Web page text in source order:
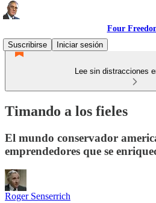
Four
Suscribirse
Iniciar sesión
Lee sin distracciones
Timando a los fieles
El mundo conservador
emprendedores que se
Roger Senserrich